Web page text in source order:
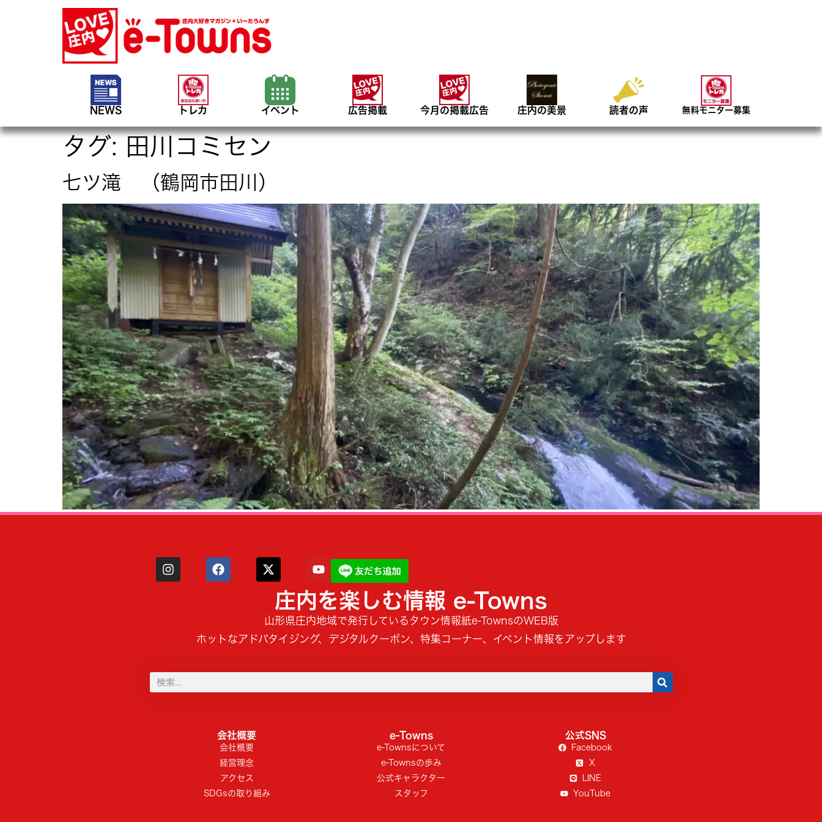
NEWS トレカ イベント 広告掲載 今月の掲載広告 庄内の美景 読者の声 無料モニター募集
タグ: 田川コミセン
七ツ滝 （鶴岡市田川）
庄内を楽しむ情報 e-Towns
山形県庄内地域で発行しているタウン情報紙e-TownsのWEB版
ホットなアドバタイジング、デジタルクーポン、特集コーナー、イベント情報をアップします
会社概要
会社概要
経営理念
アクセス
SDGsの取り組み
e-Towns
e-Townsについて
e-Townsの歩み
公式キャラクター
スタッフ
公式SNS
Facebook
X
LINE
YouTube